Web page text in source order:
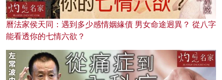
曆法家侯天同：遇到多少感情姻緣債 男女命途迥異？ 從八字
能看透你的七情六欲？